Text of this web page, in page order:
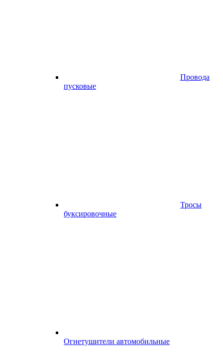
Провода
пусковые
Тросы
буксировочные
Огнетушители автомобильные